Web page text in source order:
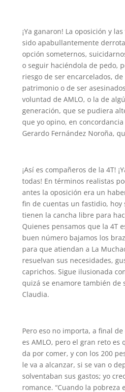
¡Ya ganaron! La oposición y
sido apabullantemente
opción someternos,
o seguir haciéndola de pedo,
riesgo de ser encarcelados,
patrimonio o de ser
voluntad de AMLO, o la de
generación, que se pudiera
que yo opino, en
Gerardo Fernández Noroña,
¡Así es compañeros de la 4T!
todas! En términos realistas
antes la oposición era un
fin de cuentas un fastidio, hoy
tienen la cancha libre para
Quienes pensamos que la 4T
buen número bajamos los
para que atiendan a La
resuelvan sus necesidades,
caprichos. Sigue ilusionada
quizá se enamore también de
Claudia.
Pero eso no importa, a final
es AMLO, pero el gran reto es
da por comer, y con los 200
le va a alcanzar, si se van o
solventaban sus gastos; yo
romance. “Cuando la